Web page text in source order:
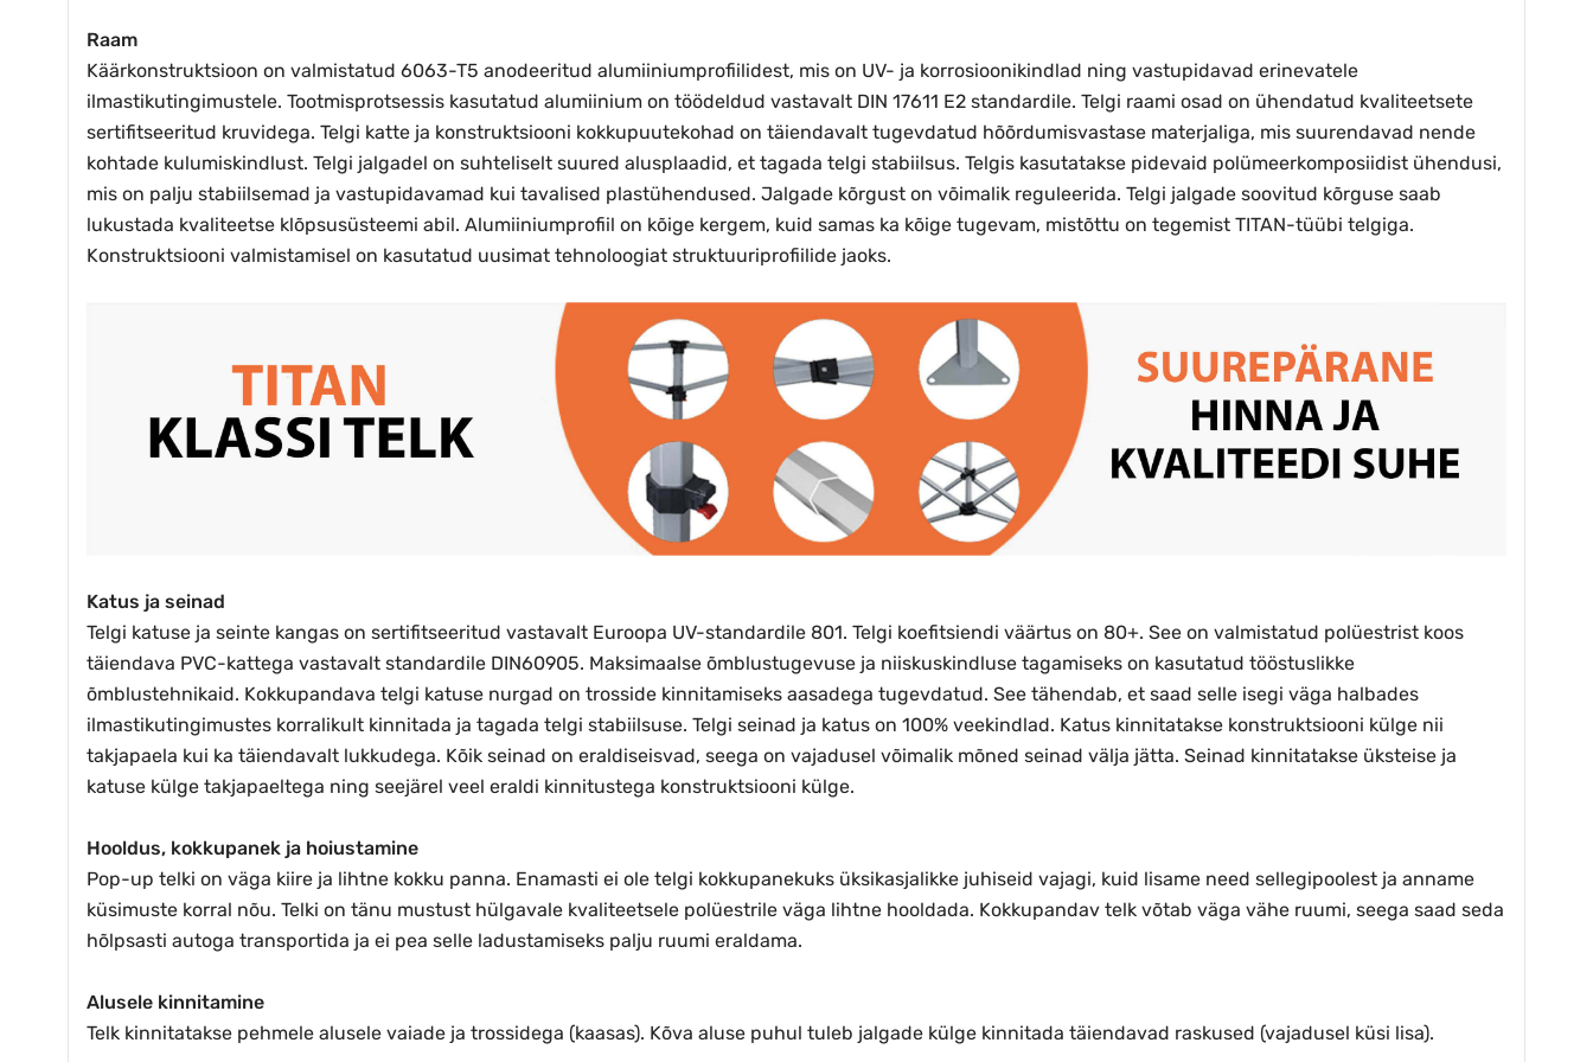
Raam
Käärkonstruktsioon on valmistatud 6063-T5 anodeeritud alumiiniumprofiilidest, mis on UV- ja korrosioonikindlad ning vastupidavad erinevatele
ilmastikutingimustele. Tootmisprotsessis kasutatud alumiinium on töödeldud vastavalt DIN 17611 E2 standardile. Telgi raami osad on ühendatud kvaliteetsete
sertifitseeritud kruvidega. Telgi katte ja konstruktsiooni kokkupuutekohad on täiendavalt tugevdatud hõõrdumisvastase materjaliga, mis suurendavad nende
kohtade kulumiskindlust. Telgi jalgadel on suhteliselt suured alusplaadid, et tagada telgi stabiilsus. Telgis kasutatakse pidevaid polümeerkomposiidist ühendusi,
mis on palju stabiilsemad ja vastupidavamad kui tavalised plastühendused. Jalgade kõrgust on võimalik reguleerida. Telgi jalgade soovitud kõrguse saab
lukustada kvaliteetse klõpsusüsteemi abil. Alumiiniumprofiil on kõige kergem, kuid samas ka kõige tugevam, mistõttu on tegemist TITAN-tüübi telgiga.
Konstruktsiooni valmistamisel on kasutatud uusimat tehnoloogiat struktuuriprofiilide jaoks.
Katus ja seinad
Telgi katuse ja seinte kangas on sertifitseeritud vastavalt Euroopa UV-standardile 801. Telgi koefitsiendi väärtus on 80+. See on valmistatud polüestrist koos
täiendava PVC-kattega vastavalt standardile DIN60905. Maksimaalse õmblustugevuse ja niiskuskindluse tagamiseks on kasutatud tööstuslikke
õmblustehnikaid. Kokkupandava telgi katuse nurgad on trosside kinnitamiseks aasadega tugevdatud. See tähendab, et saad selle isegi väga halbades
ilmastikutingimustes korralikult kinnitada ja tagada telgi stabiilsuse. Telgi seinad ja katus on 100% veekindlad. Katus kinnitatakse konstruktsiooni külge nii
takjapaela kui ka täiendavalt lukkudega. Kõik seinad on eraldiseisvad, seega on vajadusel võimalik mõned seinad välja jätta. Seinad kinnitatakse üksteise ja
katuse külge takjapaeltega ning seejärel veel eraldi kinnitustega konstruktsiooni külge.
Hooldus, kokkupanek ja hoiustamine
Pop-up telki on väga kiire ja lihtne kokku panna. Enamasti ei ole telgi kokkupanekuks üksikasjalikke juhiseid vajagi, kuid lisame need sellegipoolest ja anname
küsimuste korral nõu. Telki on tänu mustust hülgavale kvaliteetsele polüestrile väga lihtne hooldada. Kokkupandav telk võtab väga vähe ruumi, seega saad seda
hõlpsasti autoga transportida ja ei pea selle ladustamiseks palju ruumi eraldama.
Alusele kinnitamine
Telk kinnitatakse pehmele alusele vaiade ja trossidega (kaasas). Kõva aluse puhul tuleb jalgade külge kinnitada täiendavad raskused (vajadusel küsi lisa).